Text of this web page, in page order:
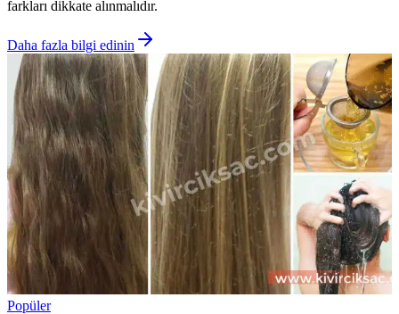
farkları dikkate alınmalıdır.
Daha fazla bilgi edinin
Popüler